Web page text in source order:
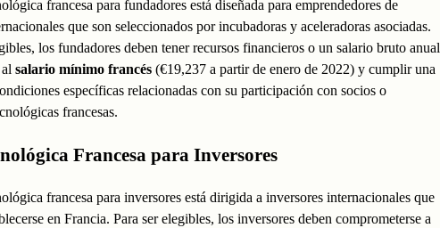
francesa para fundadores está diseñada para emprendedores de
que son seleccionados por incubadoras y aceleradoras asociadas.
los fundadores deben tener recursos financieros o un salario bruto anual
salario mínimo francés(€19,237 a partir de enero de 2022) y cumplir una
específicas relacionadas con su participación con socios o
francesas.
Francesa para Inversores
francesa para inversores está dirigida a inversores internacionales que
en Francia. Para ser elegibles, los inversores deben comprometerse a